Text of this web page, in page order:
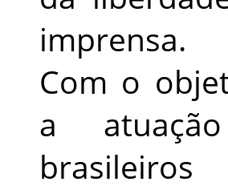
imprensa.
Com o
a